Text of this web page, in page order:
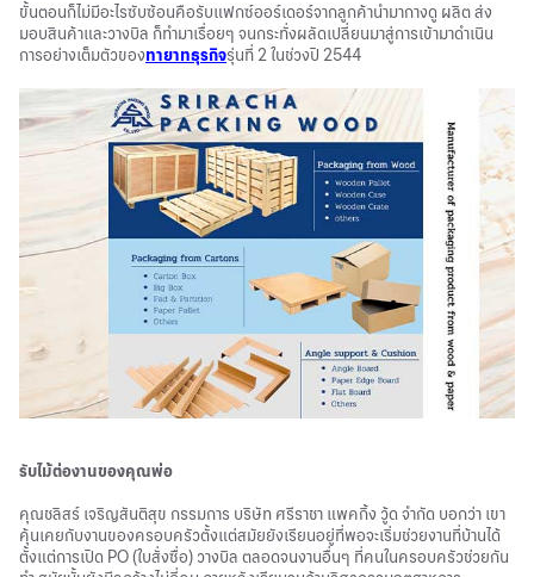
ขั้นตอนก็ไม่มีอะไรซับซ้อนคือรับแฟกซ์ออร์เดอร์จากลูกค้านำมากางดู ผลิต ส่ง
มอบสินค้าและวางบิล ก็ทำมาเรื่อยๆ จนกระทั่งผลัดเปลี่ยนมาสู่การเข้ามาดำเนิน
การอย่างเต็มตัวของทายาทธุรกิจรุ่นที่ 2 ในช่วงปี 2544
รับไม้ต่องานของคุณพ่อ
คุณชลิสร์ เจริญสันติสุข กรรมการ บริษัท ศรีราชา แพคกิ้ง วู้ด จำกัด บอกว่า เขา
คุ้นเคยกับงานของครอบครัวตั้งแต่สมัยยังเรียนอยู่ที่พอจะเริ่มช่วยงานที่บ้านได้
ตั้งแต่การเปิด PO (ใบสั่งซื่อ) วางบิล ตลอดจนงานอื่นๆ ที่คนในครอบครัวช่วยกัน